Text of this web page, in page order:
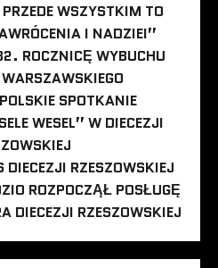
WSZYSTKIM TO
I NADZIEI”
ROCZNICĘ WYBUCHU
SPOTKANIE
WESEL” W DIECEZJI
RZESZOWSKIEJ
ROZPOCZĄŁ POSŁUGĘ
DIECEZJI RZESZOWSKIEJ